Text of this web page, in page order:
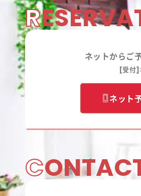
R
ネットからご
[受付
ネット
C